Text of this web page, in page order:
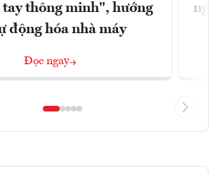
thông minh", hướng
động hóa nhà máy
Đọc ngay